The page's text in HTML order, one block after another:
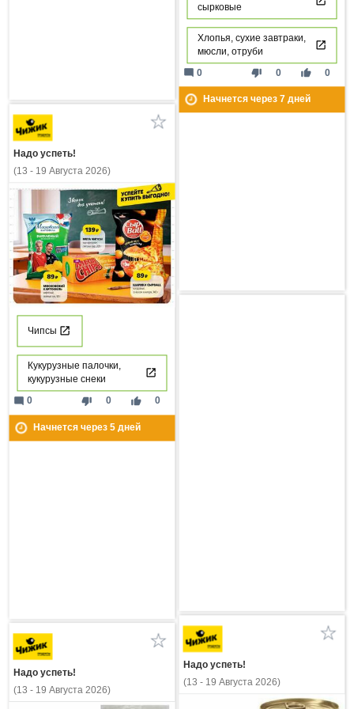
сырковые
Хлопья, сухие завтраки,
мюсли, отруби
thumb_down 0 thumb_up 0
mode_comment 0
Начнется через 7дней
Надо успеть!
(13 - 19 Августа 2026)
Чипсы
Кукурузные палочки,
кукурузные снеки
thumb_down 0 thumb_up 0
mode_comment 0
Начнется через 5дней
Надо успеть!
(13 - 19 Августа 2026)
Надо успеть!
(13 - 19 Августа 2026)